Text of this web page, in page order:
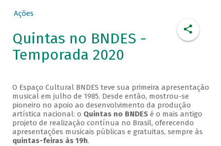
Ações
Quintas no BNDES -
Temporada 2020
O Espaço Cultural BNDES teve sua primeira apresentação
musical em julho de 1985. Desde então, mostrou-se
pioneiro no apoio ao desenvolvimento da produção
artística nacional: o Quintas no BNDESé o mais antigo
projeto de realização contínua no Brasil, oferecendo
apresentações musicais públicas e gratuitas, sempre às
quintas-feiras às 19h.